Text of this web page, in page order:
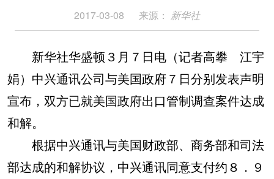
2017-03-08 来源： 新华社
新华社华盛顿３月７日电（记者高攀 江宇
娟）中兴通讯公司与美国政府７日分别发表声明
宣布，双方已就美国政府出口管制调查案件达成
和解。
根据中兴通讯与美国财政部、商务部和司法
部达成的和解协议，中兴通讯同意支付约８．９